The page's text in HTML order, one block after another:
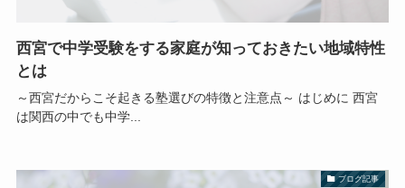
西宮で中学受験をする家庭が知っておきたい地域特性
とは
～西宮だからこそ起きる塾選びの特徴と注意点～ はじめに 西宮
は関西の中でも中学...
ブログ記事